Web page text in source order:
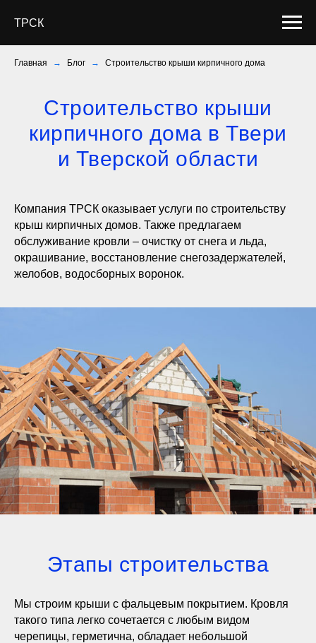
ТРСК
Главная → Блог → Строительство крыши кирпичного дома
Строительство крыши
кирпичного дома в Твери
и Тверской области
Компания ТРСК оказывает услуги по строительству
крыш кирпичных домов. Также предлагаем
обслуживание кровли – очистку от снега и льда,
окрашивание, восстановление снегозадержателей,
желобов, водосборных воронок.
Этапы строительства
Мы строим крыши с фальцевым покрытием. Кровля
такого типа легко сочетается с любым видом
черепицы, герметична, обладает небольшой